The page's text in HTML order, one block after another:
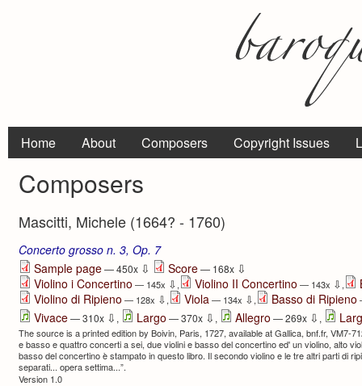
Home About Composers Copyright Issues
Composers
Mascitti, Michele (1664? - 1760)
Concerto grosso n. 3, Op. 7
Sample page— 450x ⇩ Score— 168x ⇩
Violino i Concertino — 145x ⇩, Violino II Concertino — 143x ⇩,
Violino di Ripieno — 128x ⇩, Viola — 134x ⇩, Basso di Ripieno
Vivace— 310x ⇩ , Largo — 370x ⇩ , Allegro — 269x ⇩ ,
The source is a printed edition by Boivin, Paris, 1727, available at Gallica, bnf.fr, VM7-
e basso e quattro concerti a sei, due violini e basso del concertino ed' un violino, alto
basso del concertino è stampato in questo libro. Il secondo violino e le tre altri parti di
separati... opera settima...”.
Version 1.0